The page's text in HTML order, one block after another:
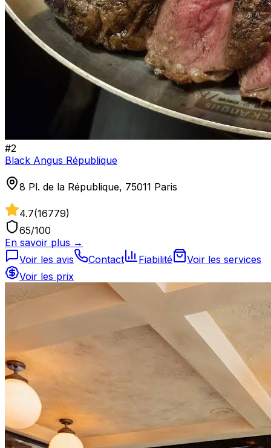
#2
Black Angus République
8 Pl. de la République, 75011 Paris
4.7(16779)
65/100
En savoir plus →
Voir les avis
Contact Fiabilité
Voir les services
Voir les prix